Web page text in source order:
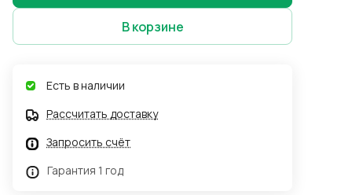
В корзине
Есть в наличии
Рассчитать доставку
Запросить счёт
Гарантия 1 год